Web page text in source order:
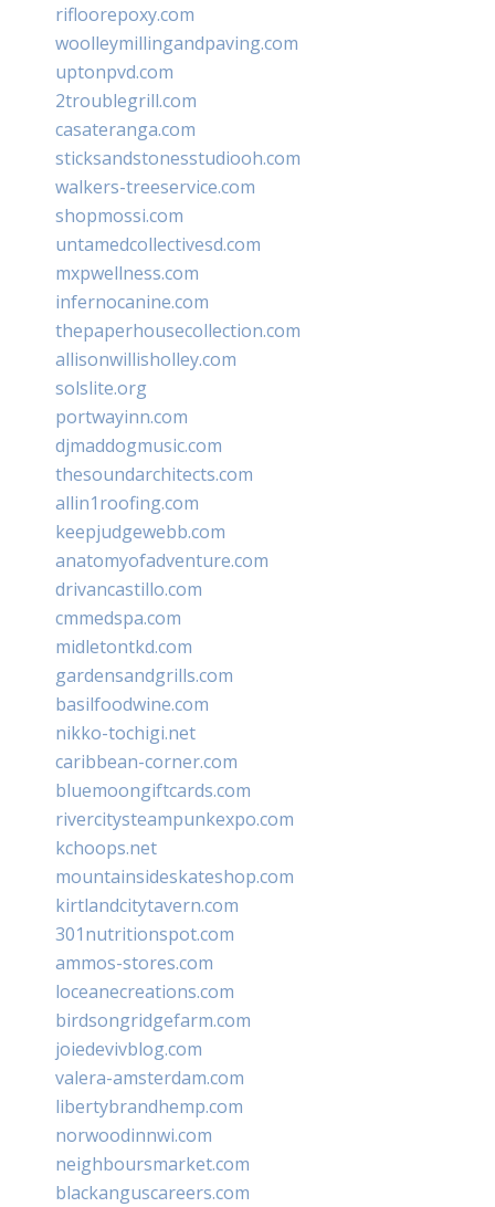
rifloorepoxy.com
woolleymillingandpaving.com
uptonpvd.com
2troublegrill.com
casateranga.com
sticksandstonesstudiooh.com
walkers-treeservice.com
shopmossi.com
untamedcollectivesd.com
mxpwellness.com
infernocanine.com
thepaperhousecollection.com
allisonwillisholley.com
solslite.org
portwayinn.com
djmaddogmusic.com
thesoundarchitects.com
allin1roofing.com
keepjudgewebb.com
anatomyofadventure.com
drivancastillo.com
cmmedspa.com
midletontkd.com
gardensandgrills.com
basilfoodwine.com
nikko-tochigi.net
caribbean-corner.com
bluemoongiftcards.com
rivercitysteampunkexpo.com
kchoops.net
mountainsideskateshop.com
kirtlandcitytavern.com
301nutritionspot.com
ammos-stores.com
loceanecreations.com
birdsongridgefarm.com
joiedevivblog.com
valera-amsterdam.com
libertybrandhemp.com
norwoodinnwi.com
neighboursmarket.com
blackanguscareers.com